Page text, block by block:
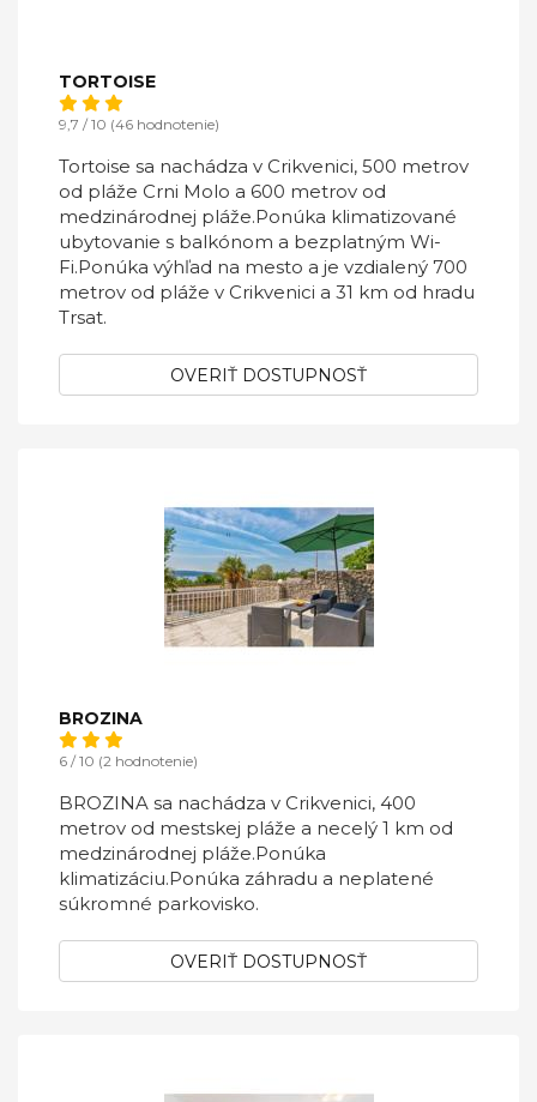
TORTOISE
9,7 / 10 (46 hodnotenie)
Tortoise sa nachádza v Crikvenici, 500 metrov
od pláže Crni Molo a 600 metrov od
medzinárodnej pláže.Ponúka klimatizované
ubytovanie s balkónom a bezplatným Wi-
Fi.Ponúka výhľad na mesto a je vzdialený 700
metrov od pláže v Crikvenici a 31 km od hradu
Trsat.
OVERIŤ DOSTUPNOSŤ
BROZINA
6 / 10 (2 hodnotenie)
BROZINA sa nachádza v Crikvenici, 400
metrov od mestskej pláže a necelý 1 km od
medzinárodnej pláže.Ponúka
klimatizáciu.Ponúka záhradu a neplatené
súkromné ​​parkovisko.
OVERIŤ DOSTUPNOSŤ